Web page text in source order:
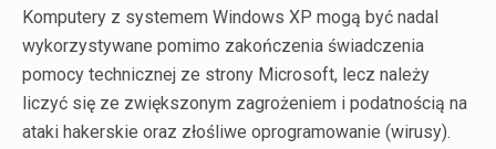
Komputery z systemem Windows XP mogą być nadal
wykorzystywane pomimo zakończenia świadczenia
pomocy technicznej ze strony Microsoft, lecz należy
liczyć się ze zwiększonym zagrożeniem i podatnością na
ataki hakerskie oraz złośliwe oprogramowanie (wirusy).